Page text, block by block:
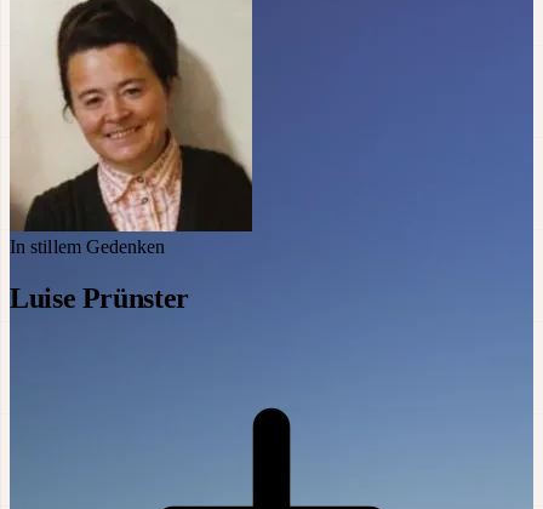
In stillem Gedenken
Luise Prünster